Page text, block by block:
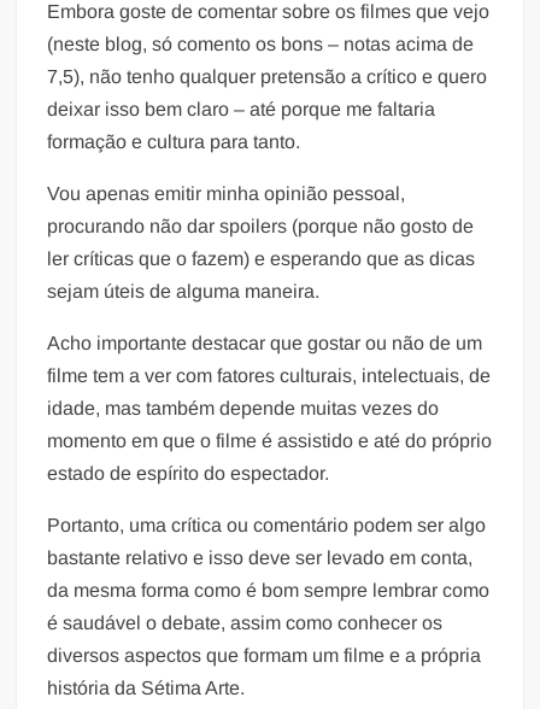
Embora goste de comentar sobre os filmes que vejo
(neste blog, só comento os bons – notas acima de
7,5), não tenho qualquer pretensão a crítico e quero
deixar isso bem claro – até porque me faltaria
formação e cultura para tanto.
Vou apenas emitir minha opinião pessoal,
procurando não dar spoilers (porque não gosto de
ler críticas que o fazem) e esperando que as dicas
sejam úteis de alguma maneira.
Acho importante destacar que gostar ou não de um
filme tem a ver com fatores culturais, intelectuais, de
idade, mas também depende muitas vezes do
momento em que o filme é assistido e até do próprio
estado de espírito do espectador.
Portanto, uma crítica ou comentário podem ser algo
bastante relativo e isso deve ser levado em conta,
da mesma forma como é bom sempre lembrar como
é saudável o debate, assim como conhecer os
diversos aspectos que formam um filme e a própria
história da Sétima Arte.